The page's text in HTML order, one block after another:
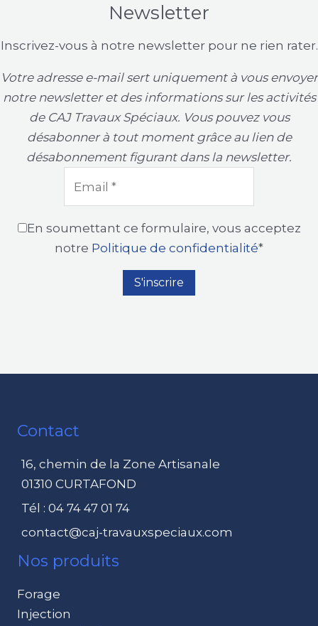
Newsletter
Inscrivez-vous à notre newsletter pour ne rien rater.
Votre adresse e-mail sert uniquement à vous envoyer
notre newsletter et des informations sur les activités
de CAJ Travaux Spéciaux. Vous pouvez vous
désabonner à tout moment grâce au lien de
désabonnement figurant dans la newsletter.
En soumettant ce formulaire, vous acceptez
notre Politique de confidentialité*
Contact
16, chemin de la Zone Artisanale
01310 CURTAFOND
Tél : 04 74 47 01 74
contact@caj-travauxspeciaux.com
Nos produits
Forage
Injection